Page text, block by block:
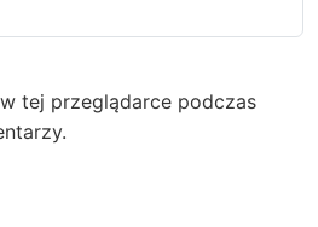
tej przeglądarce podczas